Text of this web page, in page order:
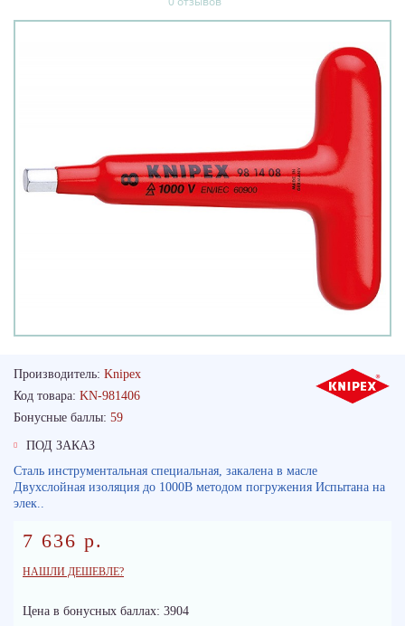
Производитель: Knipex
Код товара: KN-981406
Бонусные баллы: 59
ПОД ЗАКАЗ
Сталь инструментальная специальная, закалена в масле
Двухслойная изоляция до 1000В методом погружения Испытана на
элек..
7 636 р.
НАШЛИ ДЕШЕВЛЕ?
Цена в бонусных баллах: 3904